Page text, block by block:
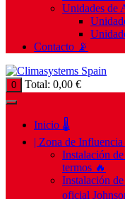
Unidades de
Contacto 📡
0 Total: 0,00 €
Inicio 🌡️
| Zona de Influencia
Instalación
termos 🔥
Instalación
oficial